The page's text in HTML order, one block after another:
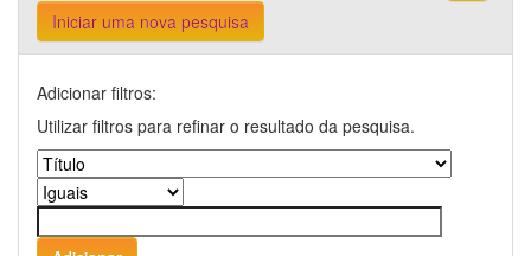
Iniciar uma nova pesquisa
Adicionar filtros:
Utilizar filtros para refinar o resultado da pesquisa.